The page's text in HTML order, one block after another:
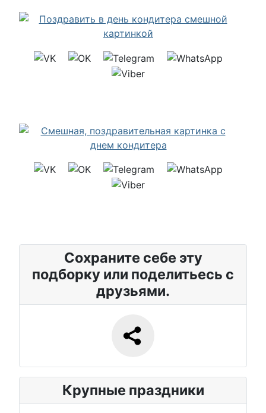
Сохраните себе эту
подборку или поделитьесь с
друзьями.
Крупные праздники